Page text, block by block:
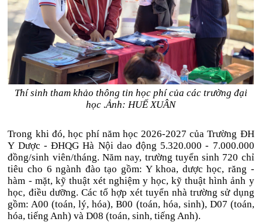
Thí sinh tham khảo thông tin học phí của các trường đại
học .Ảnh: HUẾ XUÂN
Trong khi đó, học phí năm học 2026-2027 của Trường ĐH
Y Dược - ĐHQG Hà Nội dao động 5.320.000 - 7.000.000
đồng/sinh viên/tháng. Năm nay, trường tuyển sinh 720 chỉ
tiêu cho 6 ngành đào tạo gồm: Y khoa, dược học, răng -
hàm - mặt, kỹ thuật xét nghiệm y học, kỹ thuật hình ảnh y
học, điều dưỡng. Các tổ hợp xét tuyển nhà trường sử dụng
gồm: A00 (toán, lý, hóa), B00 (toán, hóa, sinh), D07 (toán,
hóa, tiếng Anh) và D08 (toán, sinh, tiếng Anh).